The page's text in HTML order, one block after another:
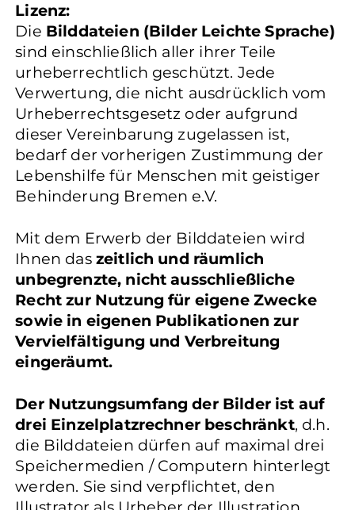
Lizenz:
Die Bilddateien (Bilder Leichte Sprache)
sind einschließlich aller ihrer Teile
urheberrechtlich geschützt. Jede
Verwertung, die nicht ausdrücklich vom
Urheberrechtsgesetz oder aufgrund
dieser Vereinbarung zugelassen ist,
bedarf der vorherigen Zustimmung der
Lebenshilfe für Menschen mit geistiger
Behinderung Bremen e.V.
Mit dem Erwerb der Bilddateien wird
Ihnen das zeitlich und räumlich
unbegrenzte, nicht ausschließliche
Recht zur Nutzung für eigene Zwecke
sowie in eigenen Publikationen zur
Vervielfältigung und Verbreitung
eingeräumt.
Der Nutzungsumfang der Bilder ist auf
drei Einzelplatzrechner beschränkt, d.h.
die Bilddateien dürfen auf maximal drei
Speichermedien / Computern hinterlegt
werden. Sie sind verpflichtet, den